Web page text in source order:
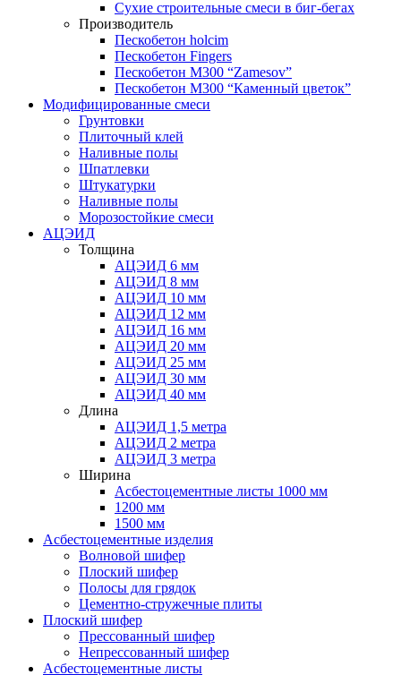
Сухие строительные смеси в биг-бегах
Производитель
Пескобетон holcim
Пескобетон Fingers
Пескобетон М300 “Zamesov”
Пескобетон М300 “Каменный цветок”
Модифицированные смеси
Грунтовки
Плиточный клей
Наливные полы
Шпатлевки
Штукатурки
Наливные полы
Морозостойкие смеси
АЦЭИД
Толщина
АЦЭИД 6 мм
АЦЭИД 8 мм
АЦЭИД 10 мм
АЦЭИД 12 мм
АЦЭИД 16 мм
АЦЭИД 20 мм
АЦЭИД 25 мм
АЦЭИД 30 мм
АЦЭИД 40 мм
Длина
АЦЭИД 1,5 метра
АЦЭИД 2 метра
АЦЭИД 3 метра
Ширина
Асбестоцементные листы 1000 мм
1200 мм
1500 мм
Асбестоцементные изделия
Волновой шифер
Плоский шифер
Полосы для грядок
Цементно-стружечные плиты
Плоский шифер
Прессованный шифер
Непрессованный шифер
Асбестоцементные листы